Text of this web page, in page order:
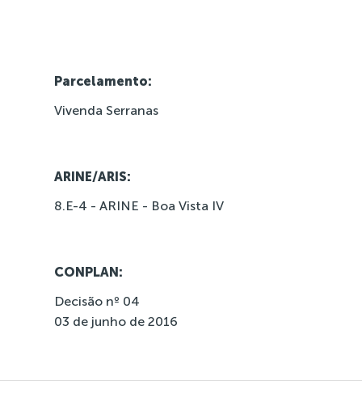
Parcelamento:
Vivenda Serranas
ARINE/ARIS:
8.E-4 - ARINE - Boa Vista IV
CONPLAN:
Decisão nº 04
03 de junho de 2016